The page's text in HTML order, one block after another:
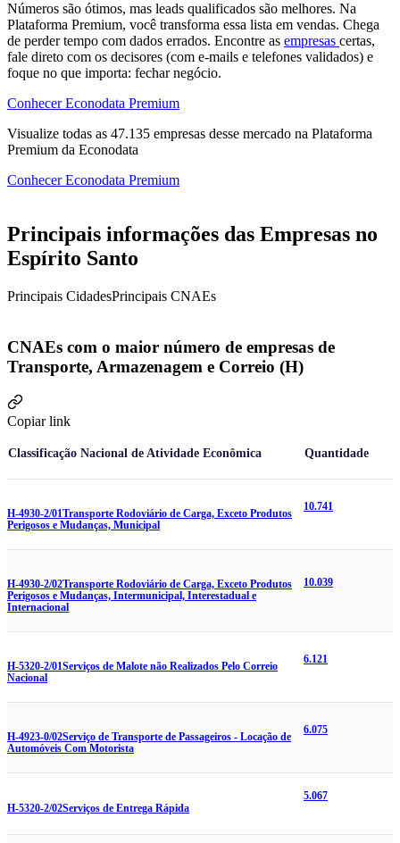
Números são ótimos, mas leads qualificados são melhores. Na
Plataforma Premium, você transforma essa lista em vendas. Chega
de perder tempo com dados errados. Encontre as empresas certas,
fale direto com os decisores (com e-mails e telefones validados) e
foque no que importa: fechar negócio.
Conhecer Econodata Premium
Visualize todas as 47.135 empresas desse mercado na Plataforma
Premium da Econodata
Conhecer Econodata Premium
Principais informações das Empresas no
Espírito Santo
Principais CidadesPrincipais CNAEs
CNAEs com o maior número de empresas de
Transporte, Armazenagem e Correio (H)
Copiar link
Classificação Nacional de Atividade Econômica Quantidade
H-4930-2/01Transporte Rodoviário de Carga, Exceto Produtos
Perigosos e Mudanças, Municipal
10.741
H-4930-2/02Transporte Rodoviário de Carga, Exceto Produtos
Perigosos e Mudanças, Intermunicipal, Interestadual e
Internacional
10.039
H-5320-2/01Serviços de Malote não Realizados Pelo Correio
Nacional
6.121
H-4923-0/02Serviço de Transporte de Passageiros - Locação de
Automóveis Com Motorista
6.075
H-5320-2/02Serviços de Entrega Rápida
5.067